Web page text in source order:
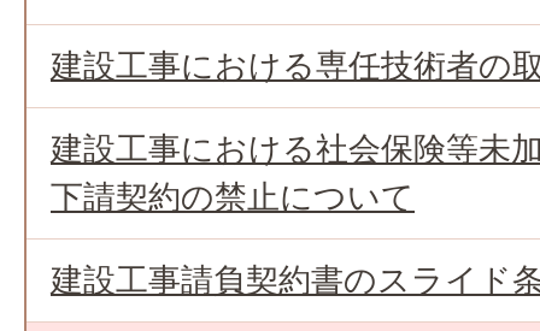
建設工事における専任技術者の
建設工事における社会保険等未
下請契約の禁止について
建設工事請負契約書のスライド